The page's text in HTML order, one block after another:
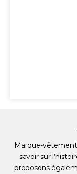
Marque-
savoir sur
proposons